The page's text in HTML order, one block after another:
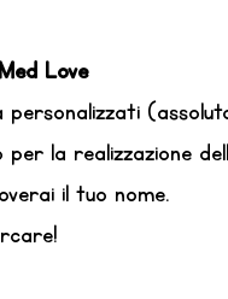
Love
la realizzazione
il tuo nome.